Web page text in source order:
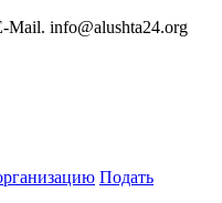
Mail. info@alushta24.org
Подать